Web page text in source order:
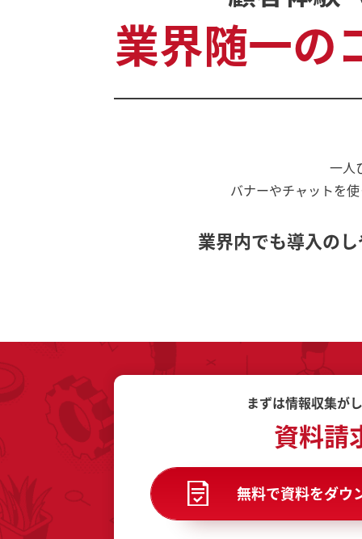
業界随一の
一人
バナーやチャットを
業界内でも導入の
まずは情報収集が
資料請
無料で資料をダウ